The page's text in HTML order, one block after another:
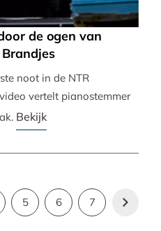
de ogen van
noot in de NTR
vertelt pianostemmer
Bekijk
5 6 7